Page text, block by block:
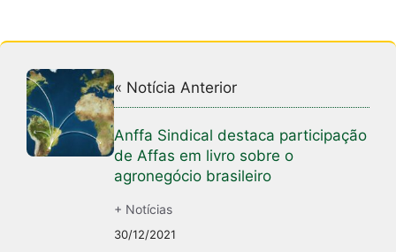
« Notícia Anterior
Anffa Sindical destaca participação
de Affas em livro sobre o
agronegócio brasileiro
+ Notícias
30/12/2021